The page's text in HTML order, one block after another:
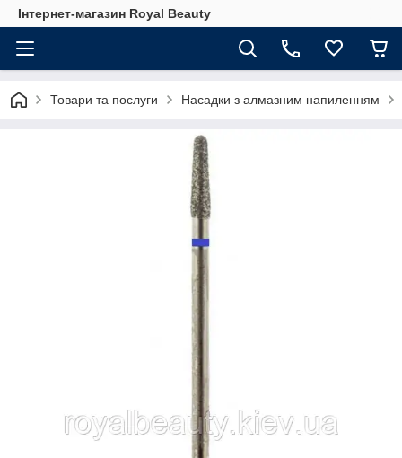
Інтернет-магазин Royal Beauty
Товари та послуги Насадки з алмазним напиленням